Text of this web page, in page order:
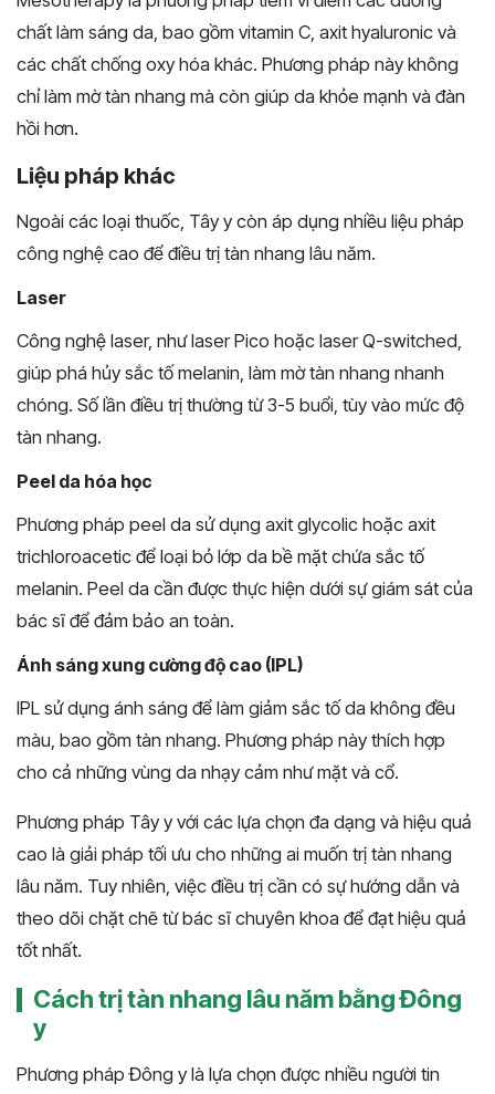
chất làm sáng da, bao gồm vitamin C, axit hyaluronic và
các chất chống oxy hóa khác. Phương pháp này không
chỉ làm mờ tàn nhang mà còn giúp da khỏe mạnh và đàn
hồi hơn.
Liệu pháp khác
Ngoài các loại thuốc, Tây y còn áp dụng nhiều liệu pháp
công nghệ cao để điều trị tàn nhang lâu năm.
Laser
Công nghệ laser, như laser Pico hoặc laser Q-switched,
giúp phá hủy sắc tố melanin, làm mờ tàn nhang nhanh
chóng. Số lần điều trị thường từ 3-5 buổi, tùy vào mức độ
tàn nhang.
Peel da hóa học
Phương pháp peel da sử dụng axit glycolic hoặc axit
trichloroacetic để loại bỏ lớp da bề mặt chứa sắc tố
melanin. Peel da cần được thực hiện dưới sự giám sát của
bác sĩ để đảm bảo an toàn.
Ánh sáng xung cường độ cao (IPL)
IPL sử dụng ánh sáng để làm giảm sắc tố da không đều
màu, bao gồm tàn nhang. Phương pháp này thích hợp
cho cả những vùng da nhạy cảm như mặt và cổ.
Phương pháp Tây y với các lựa chọn đa dạng và hiệu quả
cao là giải pháp tối ưu cho những ai muốn trị tàn nhang
lâu năm. Tuy nhiên, việc điều trị cần có sự hướng dẫn và
theo dõi chặt chẽ từ bác sĩ chuyên khoa để đạt hiệu quả
tốt nhất.
Cách trị tàn nhang lâu năm bằng Đông
y
Phương pháp Đông y là lựa chọn được nhiều người tin